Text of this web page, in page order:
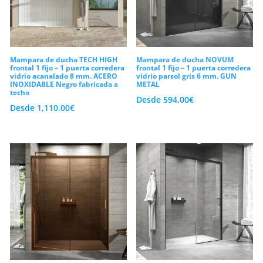
tratamiento anti-cal profesional de serie
aplicado directamente sobre la superficie
del cristal. En consecuencia, las gotas
resbalarán deprisa y evitarás las marcas
blancas rebeldes. En conclusión, te
invitamos a descubrir nuestramampara
hoy mismo y estrena baño al mejor
precio.
Mampara de ducha TECH HIGH
frontal 1 fijo – 1 puerta corredera
vidrio acanalado 8 mm. ACERO
INOXIDABLE Negro fabricada a
techo
Desde 1,110.00€
Mampara de ducha NOVUM
frontal 1 fijo – 1 puerta corredera
vidrio parsol gris 6 mm. GUN
METAL
Desde594.00€